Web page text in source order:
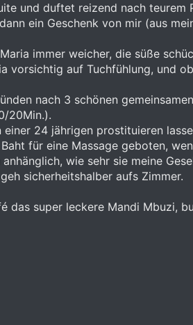
und duftet reizend nach teurem
ein Geschenk von mir (aus
immer weicher, die süße
vorsichtig auf Tuchfühlung, und
nach 3 schönen
20Min.).
24 jährigen prostituieren
für eine Massage geboten,
wie sehr sie meine
sicherheitshalber aufs Zimmer.
das super leckere Mandi Mbuzi,